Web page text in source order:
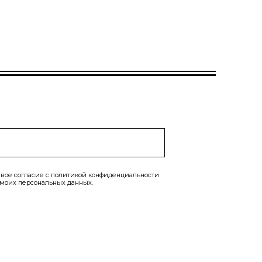
согласие с политикой конфиденциальности
персональных данных.